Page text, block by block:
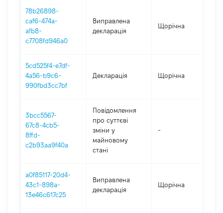
78b26898-
caf6-474a-
afb8-
c7708fd946a0
Виправлена
декларація
Щорічна
5cd525f4-e7df-
4a56-b9c6-
990fbd3cc7bf
Декларація Щорічна
3bcc5567-
67c8-4cb5-
8ffd-
c2b93aa9f40a
Повідомлення
про суттєві
зміни y
майновому
стані
-
a0f85117-20d4-
43c1-898a-
13e46c617c25
Виправлена
декларація
Щорічна